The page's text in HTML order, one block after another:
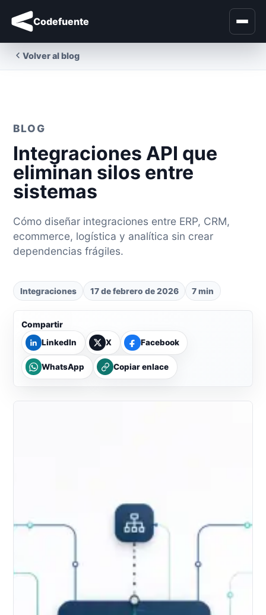
Codefuente
Volver al blog
BLOG
Integraciones API que
eliminan silos entre
sistemas
Cómo diseñar integraciones entre ERP, CRM,
ecommerce, logística y analítica sin crear
dependencias frágiles.
Integraciones 17 de febrero de 2026 7 min
Compartir
LinkedIn
X Facebook
WhatsApp Copiar enlace